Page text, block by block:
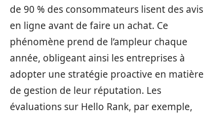
de 90 % des consommateurs lisent des avis
en ligne avant de faire un achat. Ce
phénomène prend de l’ampleur chaque
année, obligeant ainsi les entreprises à
adopter une stratégie proactive en matière
de gestion de leur réputation. Les
évaluations sur Hello Rank, par exemple,